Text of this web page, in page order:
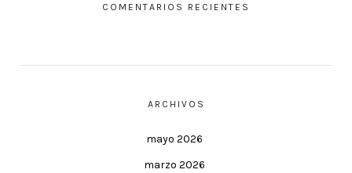
COMENTARIOS RECIENTES
ARCHIVOS
mayo 2026
marzo 2026